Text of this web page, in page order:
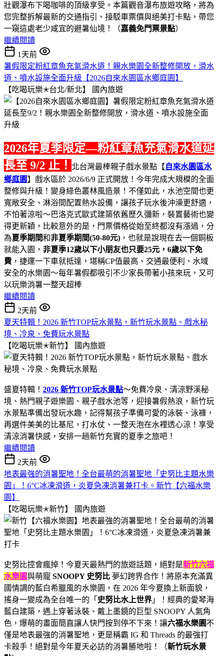
壯觀瀑布下喝咖啡的頂級享受。本篇觀音瀑布旅遊攻略，將為
您完整拆解最新的交通指引、接駁車票價與絕美打卡點，帶您
一窺這處老少咸宜的避暑仙境！（嘉義免門票景點）
繼續閱讀
1天前
暑假限定粉紅章魚充氣滑水道！親水樂園全新整修開放，滑水
道、噴水設施全面升級【2026自來水園區水鄉庭園】
【吃喝玩樂✭台北/新北】
國內旅遊
2026年夏季限定—粉紅章魚充氣滑水道延
長至 9/2 止！ 北台灣最棒親子戲水景點【 自來水園區水
鄉庭園】戲水區於 2026/6/9 正式開放！今年完成大規模的全面
整修與升級！變身綠色叢林風造景！不僅如此，水池空間也更
寬敞安全、淋浴間配置熱水設備，讓孩子玩水後沖澡更舒適，
不怕著涼啦～巴洛克式歐式建築依舊歷久彌新，裝置藝術也變
得更新穎，比較意外的是，門票價格從始至終都沒有漲過，分
為夏季期間和非夏季期間(50-80元) ，也就是說現在去一個銅板
就能入園， 非夏季12歲以下小朋友也只要25元，6歲以下免
費 ，捷運一下車就抵達，堪稱CP值最高、交通最便利、水域
安全的水樂園～每年暑假都吸引不少家長帶著小孩來玩，又可
以玩樂消暑一整天超棒
繼續閱讀
2天前
夏天特輯！2026 新竹TOP玩水景點，新竹玩水景點、戲水秘
境、冷泉、免費玩水景點
【吃喝玩樂✭新竹】
國內旅遊
盛夏特輯！ 2026 新竹TOP玩水景點～免費冷泉、清涼野溪秘
境、熱門親子遊樂園、親子戲水池等，迎接暑假熱浪，新竹玩
水景點準備出發玩水趣，記得幫孩子準備可愛的泳裝、泳褲，
再選件美美的比基尼，打水仗、一整天泡在水裡透心涼！享受
清涼消暑快感，安排一趟新竹充實的夏季之旅吧！
繼續閱讀
2天前
地表最強的消暑聖地！全台最萌的消暑聖地「史努比主題水樂
園」！6°C冰凍滑道，炎夏急凍消暑兼打卡。新竹【六福水樂
園】
【吃喝玩樂✭新竹】
國內旅遊
史努比控會瘋掉！今夏天最熱門的旅遊話題，絕對是新竹六福
水樂園與萌寵 SNOOPY 史努比 夢幻跨界合作！將原本充滿異
國情調的藍白希臘風的水樂園，在 2026 年今夏換上新面貌，
搖身一變成為全台唯一的「 史努比水上世界 」！經典的愛琴海
藍白建築，遇上穿著泳裝、戴上墨鏡的巨型 SNOOPY 人氣角
色，爆萌的畫面簡直讓人快門按到停不下來！讓六福水樂園不
僅是地表最強的消暑聖地，更是稱霸 IG 和 Threads 的最強打
卡殺手！絕對是今年夏天必訪的消暑勝地啦！（新竹玩水景